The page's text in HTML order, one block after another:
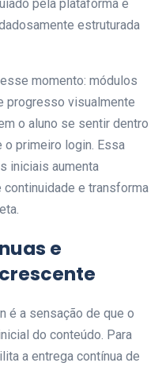
pela plataforma e
estruturada
momento: módulos
progresso visualmente
o aluno se sentir dentro
o primeiro login. Essa
iniciais aumenta
e transforma
e
é a sensação de que o
do conteúdo. Para
a entrega contínua de